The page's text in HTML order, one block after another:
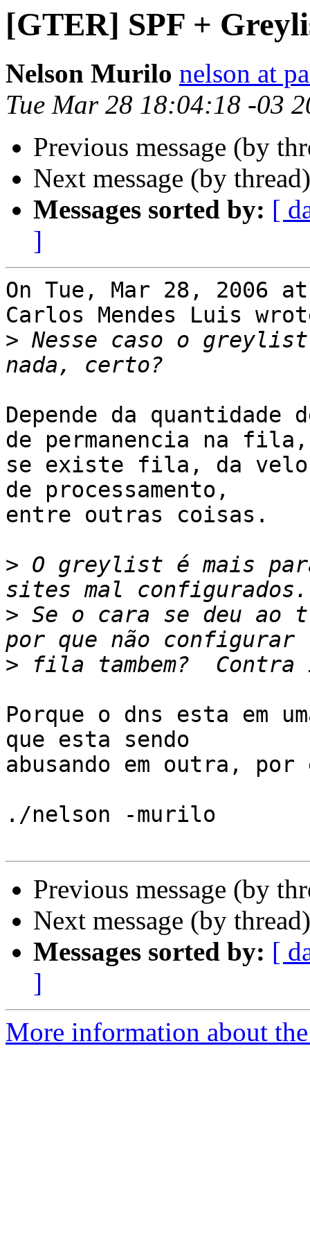
[GTER] SPF +
Nelson Murilo nelson at
Tue Mar 28 18:04:18 -03
Previous message (by
Next message (by
Messages sorted by: [
]
On Tue, Mar 28, 2006
Carlos Mendes Luis
> Nesse caso o
Depende da quantidade
de permanencia na fila,
se existe fila, da
de processamento,
entre outras coisas.
> O greylist é mais
> Se o cara se deu ao
>
Porque o dns esta em
que esta sendo
abusando em outra, por
./nelson -murilo
Previous message (by
Next message (by
Messages sorted by: [
]
More information about